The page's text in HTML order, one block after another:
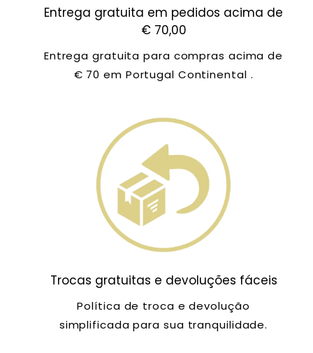
Entrega gratuita em pedidos acima de
€ 70,00
Entrega gratuita para compras acima de
€ 70 em Portugal Continental .
Trocas gratuitas e devoluções fáceis
Política de troca e devolução
simplificada para sua tranquilidade.